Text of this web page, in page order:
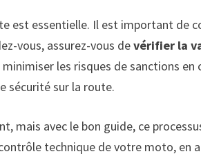
est essentielle. Il est important de
vous, assurez-vous devérifier la
les risques de sanctions en
sécurité sur la route.
avec le bon guide, ce
technique de votre moto, en